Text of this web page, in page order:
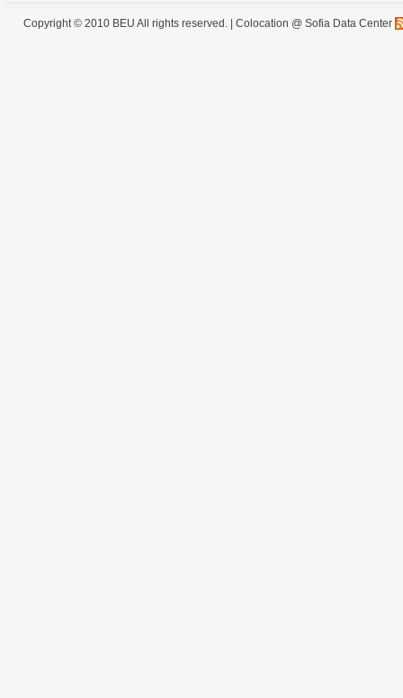
Copyright © 2010 BEU All rights reserved. | Colocation @ Sofia Data Center